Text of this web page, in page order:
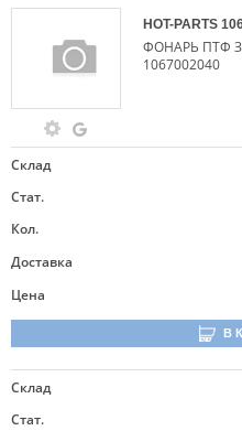
HOT-PARTS
ФОНАРЬ ПТФ
1067002040
Склад
Стат.
Кол.
Доставка
Цена
В
Склад
Стат.